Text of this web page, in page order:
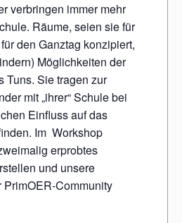
verbringen immer mehr
Räume, seien sie für
den Ganztag konzipiert,
Möglichkeiten der
Tuns. Sie tragen zur
mit „ihrer“ Schule bei
Einfluss auf das
Im Workshop
erprobtes
und unsere
PrimOER-Community